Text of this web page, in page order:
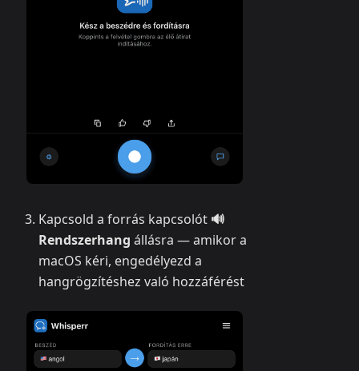
Kapcsold a forrás kapcsolót 🔊
Rendszerhang állásra — amikor a
macOS kéri, engedélyezd a
hangrögzítéshez való hozzáférést